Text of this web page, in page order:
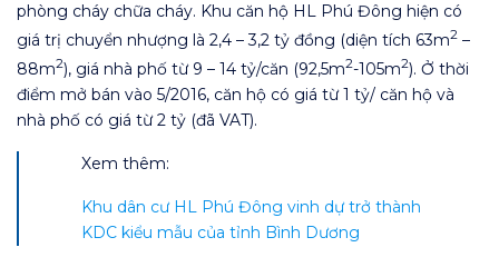
phòng cháy chữa cháy. Khu căn hộ HL Phú Đông hiện có
giá trị chuyển nhượng là 2,4 – 3,2 tỷ đồng (diện tích 63m2 –
88m2), giá nhà phố từ 9 – 14 tỷ/căn (92,5m2-105m2). Ở thời
điểm mở bán vào 5/2016, căn hộ có giá từ 1 tỷ/ căn hộ và
nhà phố có giá từ 2 tỷ (đã VAT).
Xem thêm:
Khu dân cư HL Phú Đông vinh dự trở thành
KDC kiểu mẫu của tỉnh Bình Dương